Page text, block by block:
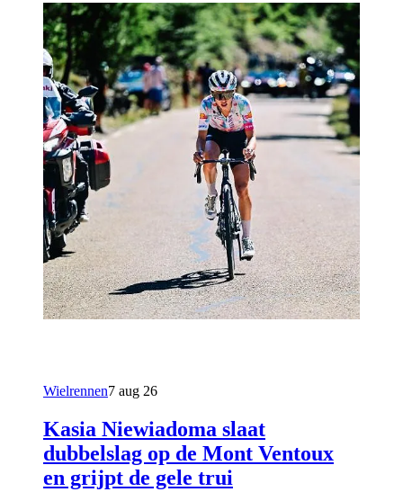
Wielrennen7 aug 26
Kasia Niewiadoma slaat
dubbelslag op de Mont Ventoux
en grijpt de gele trui